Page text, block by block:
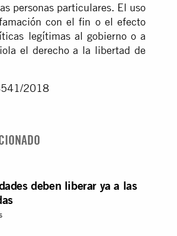
personas particulares. El uso
con el fin o el efecto
legítimas al gobierno o a
el derecho a la libertad de
2018
deben liberar ya a las